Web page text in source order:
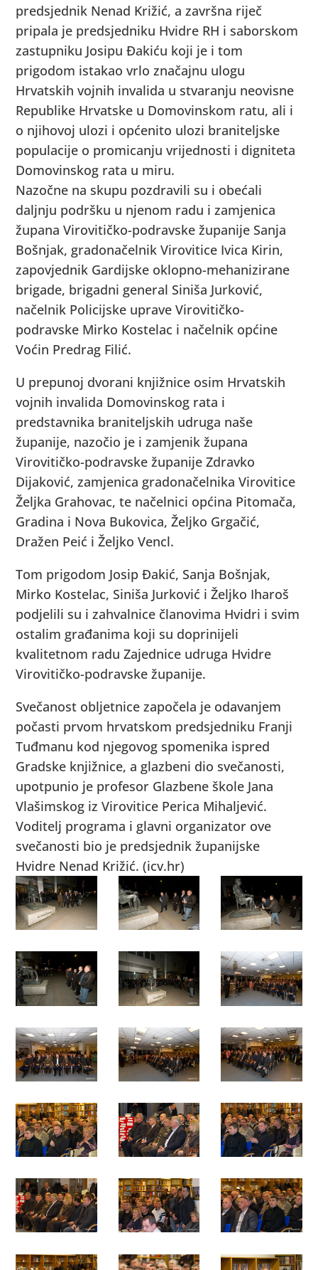
predsjednik Nenad Križić, a završna riječ
pripala je predsjedniku Hvidre RH i saborskom
zastupniku Josipu Đakiću koji je i tom
prigodom istakao vrlo značajnu ulogu
Hrvatskih vojnih invalida u stvaranju neovisne
Republike Hrvatske u Domovinskom ratu, ali i
o njihovoj ulozi i općenito ulozi braniteljske
populacije o promicanju vrijednosti i digniteta
Domovinskog rata u miru.
Nazočne na skupu pozdravili su i obećali
daljnju podršku u njenom radu i zamjenica
župana Virovitičko-podravske županije Sanja
Bošnjak, gradonačelnik Virovitice Ivica Kirin,
zapovjednik Gardijske oklopno-mehanizirane
brigade, brigadni general Siniša Jurković,
načelnik Policijske uprave Virovitičko-
podravske Mirko Kostelac i načelnik općine
Voćin Predrag Filić.
U prepunoj dvorani knjižnice osim Hrvatskih
vojnih invalida Domovinskog rata i
predstavnika braniteljskih udruga naše
županije, nazočio je i zamjenik župana
Virovitičko-podravske županije Zdravko
Dijaković, zamjenica gradonačelnika Virovitice
Željka Grahovac, te načelnici općina Pitomača,
Gradina i Nova Bukovica, Željko Grgačić,
Dražen Peić i Željko Vencl.
Tom prigodom Josip Đakić, Sanja Bošnjak,
Mirko Kostelac, Siniša Jurković i Željko Iharoš
podjelili su i zahvalnice članovima Hvidri i svim
ostalim građanima koji su doprinijeli
kvalitetnom radu Zajednice udruga Hvidre
Virovitičko-podravske županije.
Svečanost obljetnice započela je odavanjem
počasti prvom hrvatskom predsjedniku Franji
Tuđmanu kod njegovog spomenika ispred
Gradske knjižnice, a glazbeni dio svečanosti,
upotpunio je profesor Glazbene škole Jana
Vlašimskog iz Virovitice Perica Mihaljević.
Voditelj programa i glavni organizator ove
svečanosti bio je predsjednik županijske
Hvidre Nenad Križić. (icv.hr)